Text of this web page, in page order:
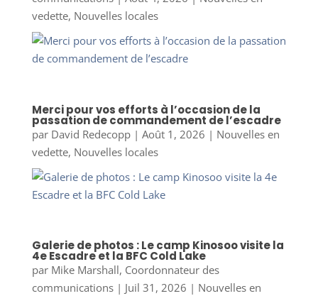
vedette, Nouvelles locales
Merci pour vos efforts à l’occasion de la
passation de commandement de l’escadre
par David Redecopp| Août 1, 2026 | Nouvelles en
vedette, Nouvelles locales
Galerie de photos : Le camp Kinosoo visite la
4e Escadre et la BFC Cold Lake
par Mike Marshall, Coordonnateur des
communications| Juil 31, 2026 | Nouvelles en